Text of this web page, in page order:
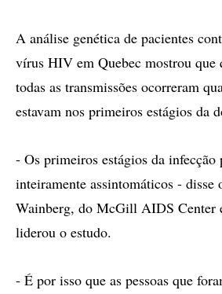
A análise genética de pacientes
vírus HIV em Quebec mostrou que
todas as transmissões ocorreram
estavam nos primeiros estágios da
- Os primeiros estágios da infecção
inteiramente assintomáticos -
Wainberg, do McGill AIDS Center
liderou o estudo.
- É por isso que as pessoas que